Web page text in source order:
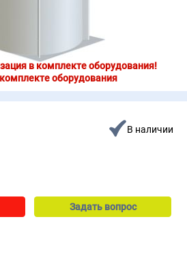
в комплекте оборудования!
оборудования
В наличии
Задать вопрос